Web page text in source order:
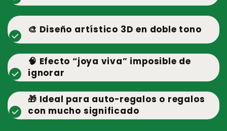
check_circle 🎨 Diseño artístico 3D en doble tono
check_circle
🧠 Efecto “joya viva” imposible de
ignorar
check_circle
🎁 Ideal para auto-regalos o regalos
con mucho significado